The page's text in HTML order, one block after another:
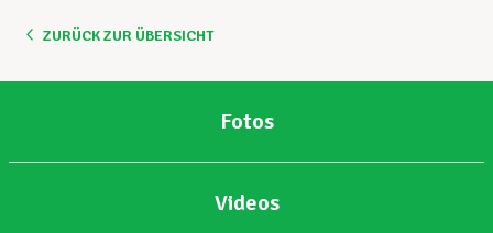
ZURÜCK ZUR ÜBERSICHT
Fotos
Videos